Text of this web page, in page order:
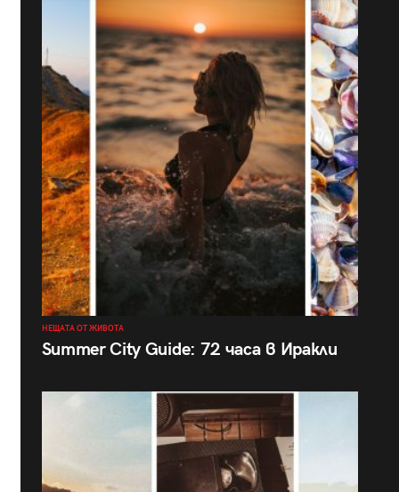
НЕЩАТА ОТ ЖИВОТА
Summer City Guide: 72 часа в Иракли